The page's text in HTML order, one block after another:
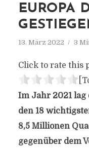
EUROPA
13. März 2022 3
Click to rate this
Im Jahr 2021
den 18
8,5 Millionen
gegenüber dem